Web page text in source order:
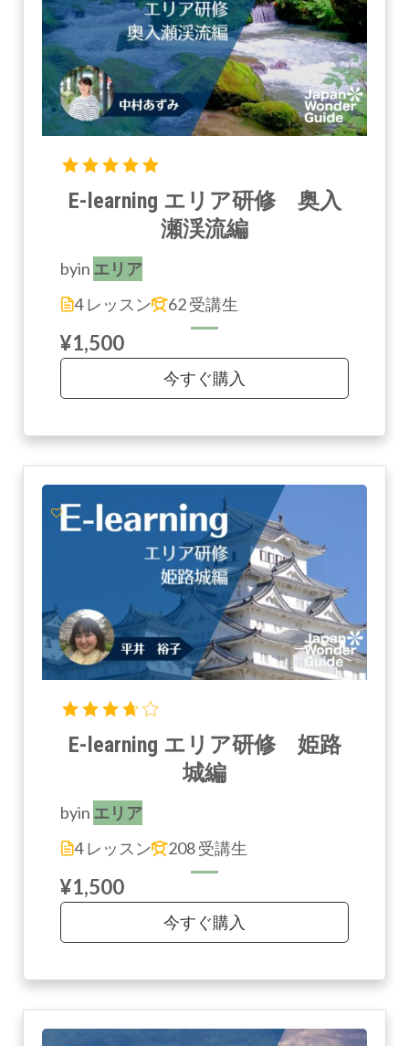
E-learning エリア研修 奥入
瀬渓流編
byin エリア
4 レッスン
62 受講生
¥1,500
今すぐ購入
E-learning エリア研修 姫路
城編
byin エリア
4 レッスン
208 受講生
¥1,500
今すぐ購入